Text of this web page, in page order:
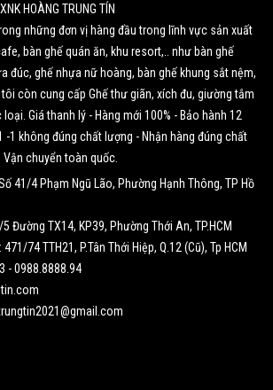
HOÀNG TRUNG TÍN
những đơn vị hàng đầu trong lĩnh vực sản xuất
bàn ghế quán ăn, khu resort,.. như bàn ghế
đúc, ghế nhựa nữ hoàng, bàn ghế khung sắt nệm,
còn cung cấp Ghế thư giãn, xích đu, giường tắm
Giá thanh lý - Hàng mới 100% - Bảo hành 12
-1 không đúng chất lượng - Nhận hàng đúng chất
chuyển toàn quốc.
41/4 Phạm Ngũ Lão, Phường Hạnh Thông, TP Hồ
Đường TX14, KP39, Phường Thới An, TP.HCM
74 TTH21, P.Tân Thới Hiệp, Q.12 (Cũ), Tp HCM
- 0988.8888.94